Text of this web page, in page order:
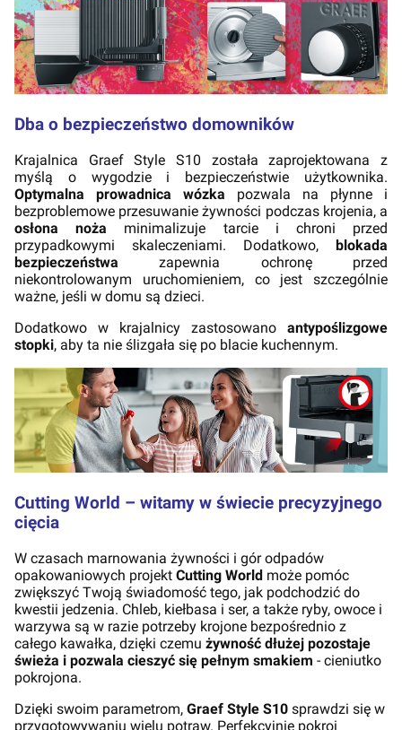
Dba o bezpieczeństwo domowników
Krajalnica Graef Style S10 została zaprojektowana z
myślą o wygodzie i bezpieczeństwie użytkownika.
Optymalna prowadnica wózka pozwala na płynne i
bezproblemowe przesuwanie żywności podczas krojenia, a
osłona noża minimalizuje tarcie i chroni przed
przypadkowymi skaleczeniami. Dodatkowo, blokada
bezpieczeństwa zapewnia ochronę przed
niekontrolowanym uruchomieniem, co jest szczególnie
ważne, jeśli w domu są dzieci.
Dodatkowo w krajalnicy zastosowano antypoślizgowe
stopki, aby ta nie ślizgała się po blacie kuchennym.
Cutting World – witamy w świecie precyzyjnego
cięcia
W czasach marnowania żywności i gór odpadów
opakowaniowych projekt Cutting World może pomóc
zwiększyć Twoją świadomość tego, jak podchodzić do
kwestii jedzenia. Chleb, kiełbasa i ser, a także ryby, owoce i
warzywa są w razie potrzeby krojone bezpośrednio z
całego kawałka, dzięki czemu żywność dłużej pozostaje
świeża i pozwala cieszyć się pełnym smakiem - cieniutko
pokrojona.
Dzięki swoim parametrom, Graef Style S10 sprawdzi się w
przygotowywaniu wielu potraw. Perfekcyjnie pokroi